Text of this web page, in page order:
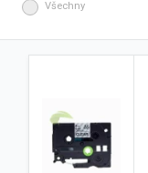
Všechny